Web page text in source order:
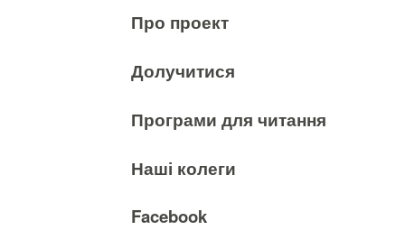
Про проект
Долучитися
Програми для читання
Наші колеги
Facebook